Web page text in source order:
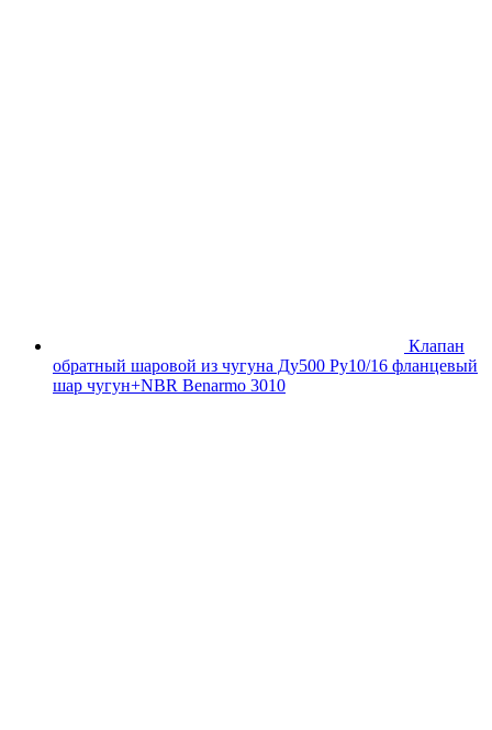
Клапан
обратный шаровой из чугуна Ду500 Ру10/16 фланцевый
шар чугун+NBR Benarmo 3010